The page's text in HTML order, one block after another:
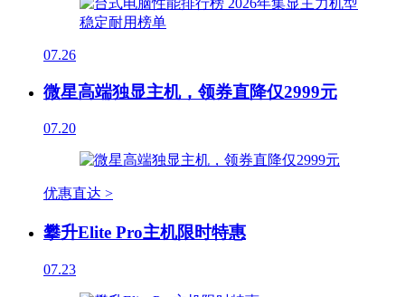
07.26
微星高端独显主机，领券直降仅2999元
07.20
优惠直达 >
攀升Elite Pro主机限时特惠
07.23